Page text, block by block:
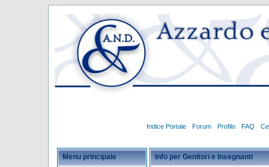
Indice Portale Forum Profilo FAQ
Menu principale Info per Genitori e Insegnanti